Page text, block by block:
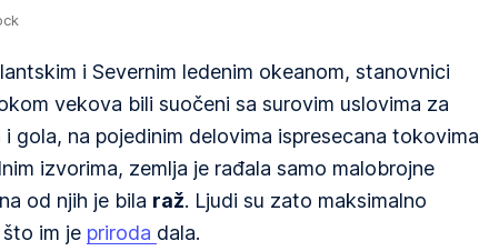
i Severnim ledenim okeanom, stanovnici
vekova bili suočeni sa surovim uslovima za
gola, na pojedinim delovima ispresecana tokovima
izvorima, zemlja je rađala samo malobrojne
od njih je bila raž. Ljudi su zato maksimalno
im je priroda dala.